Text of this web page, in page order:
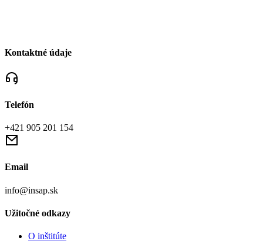
Kontaktné údaje
Telefón
+421 905 201 154
Email
info@insap.sk
Užitočné odkazy
O inštitúte